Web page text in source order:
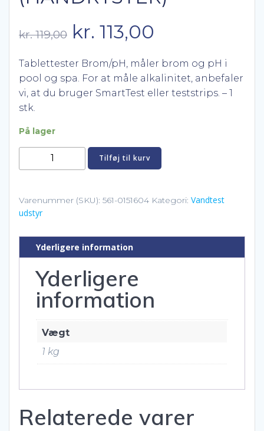
kr.119,00 Den
oprindelige
pris
kr. 119,00.
kr. 113,00
aktuelle
pris
kr. 113,00.
Tablettester Brom/pH, måler brom og pH i
pool og spa. For at måle alkalinitet, anbefaler
vi, at du bruger SmartTest eller teststrips. – 1
stk.
På lager
Lovibond
Tablettester
(håndryster)
antal
Tilføj til kurv
Varenummer (SKU): 561-0151604 Kategori: Vandtest
udstyr
Yderligere information
Yderligere
information
Vægt
1 kg
Relaterede varer